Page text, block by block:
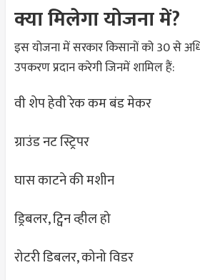
क्या मिलेगा योजना में?
इस योजना में सरकार किसानों को 30 से
उपकरण प्रदान करेगी जिनमें शामिल हैं:
वी शेप हेवी रेक कम बंड मेकर
ग्राउंड नट स्ट्रिपर
घास काटने की मशीन
ड्रिबलर, ट्विन व्हील हो
रोटरी डिबलर, कोनो विडर